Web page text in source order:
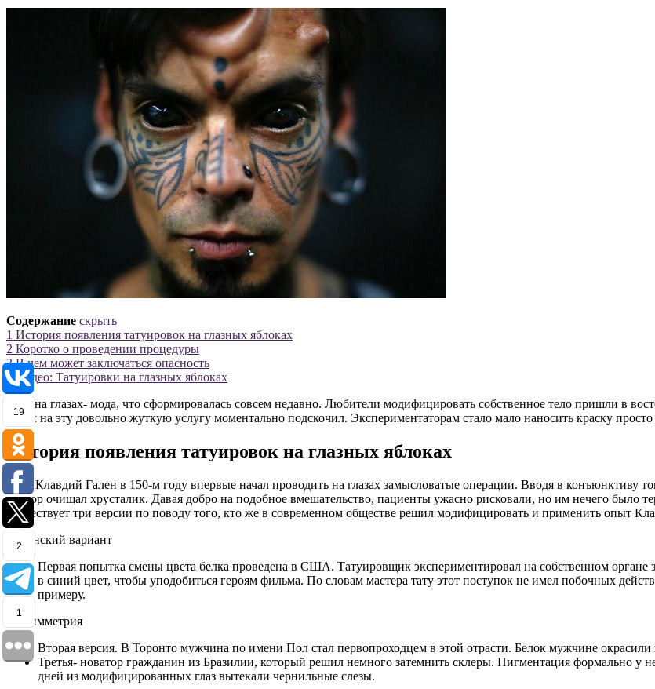
Содержание скрыть
1 История появления татуировок на глазных яблоках
2 Коротко о проведении процедуры
3 В чем может заключаться опасность
4 Видео: Татуировки на глазных яблоках
Тату на глазах- мода, что сформировалась совсем недавно. Любители модифицировать собственное тело пришли в
спрос на эту довольно жуткую услугу моментально подскочил. Экспериментаторам стало мало наносить краску
История появления татуировок на глазных яблоках
Врач Клавдий Гален в 150-м году впервые начал проводить на глазах замысловатые операции. Вводя в конъюнктиву
доктор очищал хрусталик. Давая добро на подобное вмешательство, пациенты ужасно рисковали, но им нечего было
Существует три версии по поводу того, кто же в современном обществе решил модифицировать и применить опыт
Первая попытка смены цвета белка проведена в США. Татуировщик экспериментировал на собственном органе
в синий цвет, чтобы уподобиться героям фильма. По словам мастера тату этот поступок не имел побочных
примеру.
Вторая версия. В Торонто мужчина по имени Пол стал первопроходцем в этой отрасти. Белок мужчине окрасили
Третья- новатор гражданин из Бразилии, который решил немного затемнить склеры. Пигментация формально у
дней из модифицированных глаз вытекали чернильные слезы.
19
2
1